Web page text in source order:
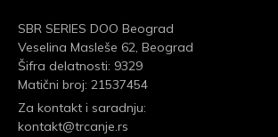
SBR SERIES DOO Beograd
Veselina Masleše 62, Beograd
Šifra delatnosti: 9329
Matični broj: 21537454
Za kontakt i saradnju:
kontakt@trcanje.rs